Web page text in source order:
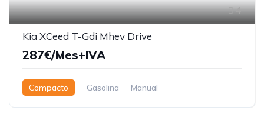
4
Kia XCeed T-Gdi Mhev Drive
287€/Mes+IVA
Compacto Gasolina Manual